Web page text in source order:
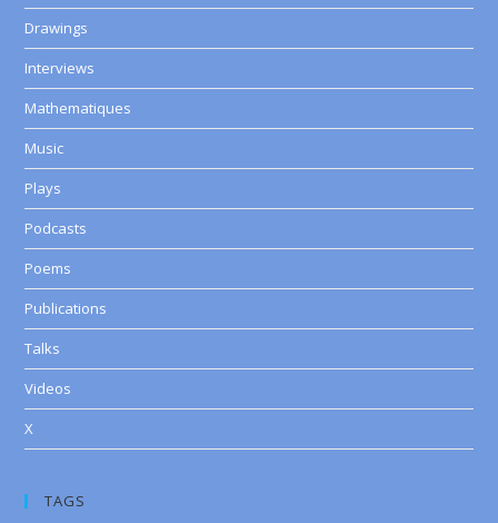
Drawings
Interviews
Mathematiques
Music
Plays
Podcasts
Poems
Publications
Talks
Videos
X
TAGS